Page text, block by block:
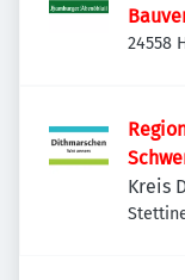
24558
Kreis